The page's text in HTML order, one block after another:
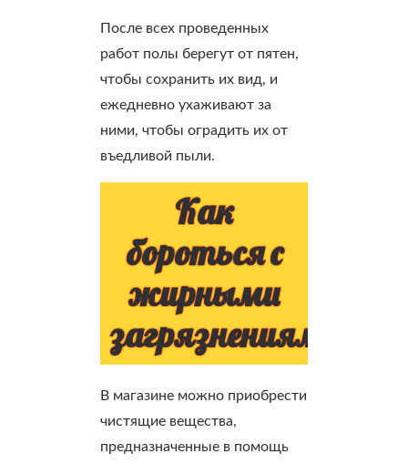
После всех проведенных
работ полы берегут от пятен,
чтобы сохранить их вид, и
ежедневно ухаживают за
ними, чтобы оградить их от
въедливой пыли.
Как
бороться с
жирными
загрязнениями
В магазине можно приобрести
чистящие вещества,
предназначенные в помощь